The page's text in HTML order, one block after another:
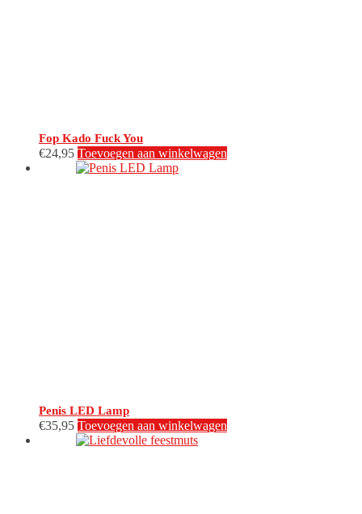
Fop Kado Fuck You
€24,95 Toevoegen aan winkelwagen
Penis LED Lamp
€35,95 Toevoegen aan winkelwagen